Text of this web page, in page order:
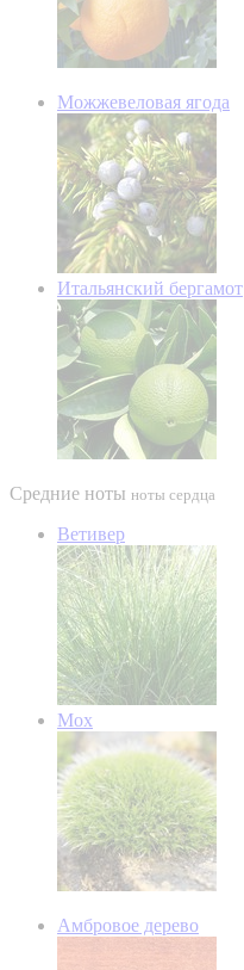
Можжевеловая ягода
Итальянский бергамот
Средние ноты ноты сердца
Ветивер
Мох
Амбровое дерево